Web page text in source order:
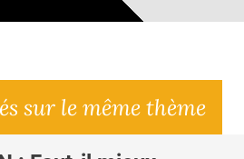
sur le même thème